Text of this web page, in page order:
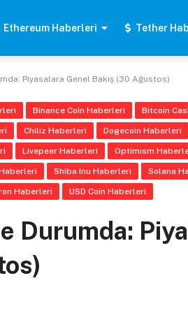
Ethereum Haberleri Tether
Piyasalara Genel Bakış (30 Ağustos)
Binance Coin Haberleri Bitcoin
Chiliz Haberleri Dogecoin Haberleri
Livepeer Haberleri Optimism
Shiba Inu Haberleri Solana
Haberleri USD Coin Haberleri
Durumda: